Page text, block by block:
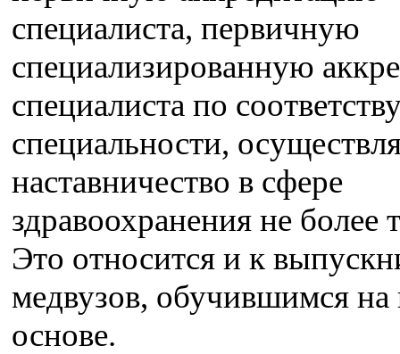
специалиста, первичную
специализированную
специалиста по
специальности,
наставничество в сфере
здравоохранения не более
Это относится и к
медвузов, обучившимся на
основе.